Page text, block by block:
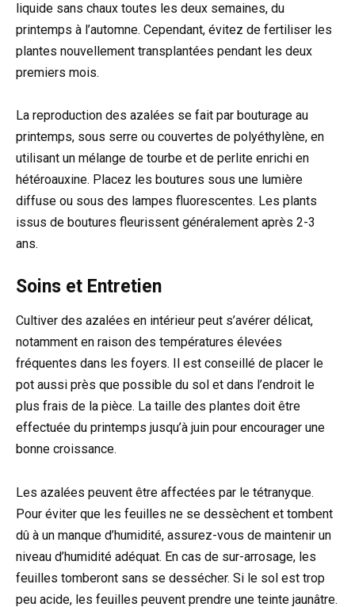
liquide sans chaux toutes les deux semaines, du
printemps à l’automne. Cependant, évitez de fertiliser les
plantes nouvellement transplantées pendant les deux
premiers mois.
La reproduction des azalées se fait par bouturage au
printemps, sous serre ou couvertes de polyéthylène, en
utilisant un mélange de tourbe et de perlite enrichi en
hétéroauxine. Placez les boutures sous une lumière
diffuse ou sous des lampes fluorescentes. Les plants
issus de boutures fleurissent généralement après 2-3
ans.
Soins et Entretien
Cultiver des azalées en intérieur peut s’avérer délicat,
notamment en raison des températures élevées
fréquentes dans les foyers. Il est conseillé de placer le
pot aussi près que possible du sol et dans l’endroit le
plus frais de la pièce. La taille des plantes doit être
effectuée du printemps jusqu’à juin pour encourager une
bonne croissance.
Les azalées peuvent être affectées par le tétranyque.
Pour éviter que les feuilles ne se dessèchent et tombent
dû à un manque d’humidité, assurez-vous de maintenir un
niveau d’humidité adéquat. En cas de sur-arrosage, les
feuilles tomberont sans se dessécher. Si le sol est trop
peu acide, les feuilles peuvent prendre une teinte jaunâtre.